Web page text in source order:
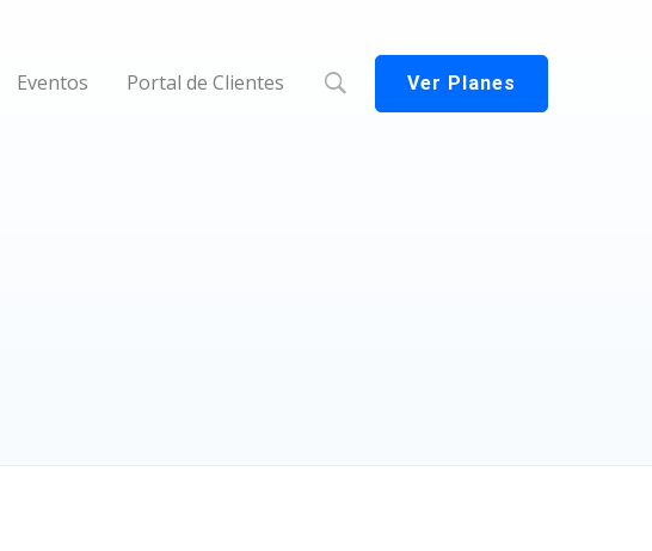
Eventos Portal de Clientes Ver Planes